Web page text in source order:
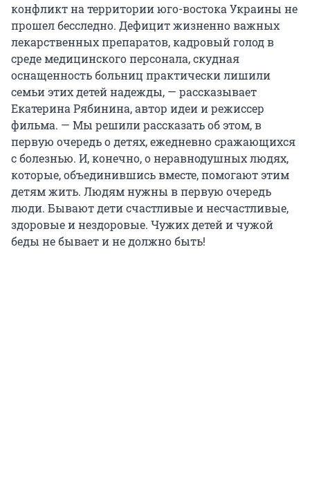
конфликт на территории юго-востока Украины не
прошел бесследно. Дефицит жизненно важных
лекарственных препаратов, кадровый голод в
среде медицинского персонала, скудная
оснащенность больниц практически лишили
семьи этих детей надежды, — рассказывает
Екатерина Рябинина, автор идеи и режиссер
фильма. — Мы решили рассказать об этом, в
первую очередь о детях, ежедневно сражающихся
с болезнью. И, конечно, о неравнодушных людях,
которые, объединившись вместе, помогают этим
детям жить. Людям нужны в первую очередь
люди. Бывают дети счастливые и несчастливые,
здоровые и нездоровые. Чужих детей и чужой
беды не бывает и не должно быть!